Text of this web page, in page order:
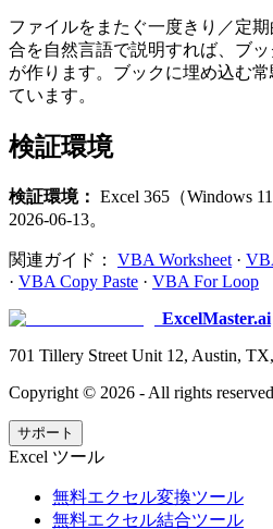
ファイルをまたぐ一度きり／定
合を自然言語で説明すれば、ブッ
が作ります。ブックに埋め込む
ています。
検証環境
検証環境： Excel 365（Windows
2026-06-13。
関連ガイド： VBA Worksheet ·
· VBA Copy Paste · VBA For Loop
ExcelMaster.ai
701 Tillery Street Unit 12, Austin,
Copyright © 2026 - All rights reserved
サポート
Excel ツール
無料エクセル変換ツール
無料エクセル結合ツール